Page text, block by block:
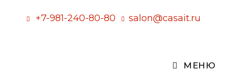
+7-981-240-80-80 salon@casait.ru
МЕНЮ